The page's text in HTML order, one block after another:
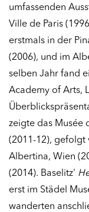
umfassenden
Ville de Paris
erstmals in der
(2006), und im
selben Jahr fand
Academy of Arts,
zeigte das Musée
(2011-12), gefolgt
Albertina, Wien
(2014). Baselitz'
erst im Städel
wanderten